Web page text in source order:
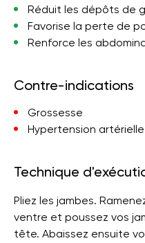
Réduit les dépôts de
Favorise la perte de
Renforce les
Contre-indications
Grossesse
Hypertension artérielle
Technique
Pliez les jambes.
ventre et poussez vos
tête. Abaissez ensuite